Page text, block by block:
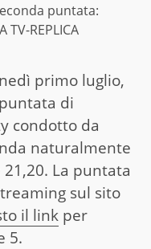
puntata:
TV-REPLICA
primo luglio,
di
condotto da
naturalmente
La puntata
sul sito
il link per
5.